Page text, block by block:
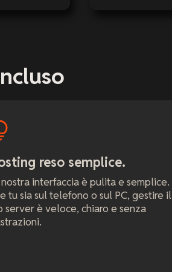
reso semplice.
nostra interfaccia è pulita e semplice.
tu sia sul telefono o sul PC, gestire il
server è veloce, chiaro e senza